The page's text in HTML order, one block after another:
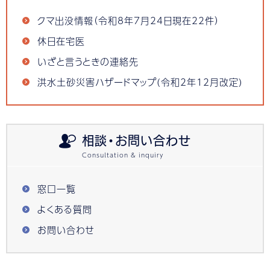
クマ出没情報（令和8年7月24日現在22件）
休日在宅医
いざと言うときの連絡先
洪水土砂災害ハザードマップ(令和2年12月改定)
相談・お問い合わせ
窓口一覧
よくある質問
お問い合わせ